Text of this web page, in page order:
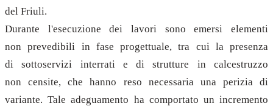
del Friuli.
Durante l'esecuzione dei lavori sono emersi elementi
non prevedibili in fase progettuale, tra cui la presenza
di sottoservizi interrati e di strutture in calcestruzzo
non censite, che hanno reso necessaria una perizia di
variante. Tale adeguamento ha comportato un incremento